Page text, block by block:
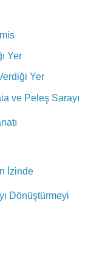
Yer
Yer
ve Peleş Sarayı
İzinde
Dönüştürmeyi